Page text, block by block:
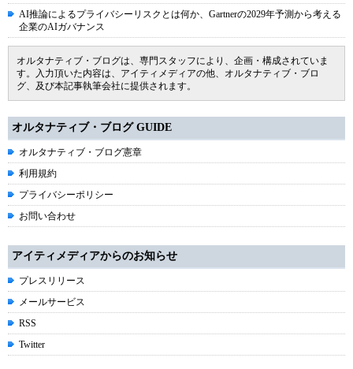
AI推論によるプライバシーリスクとは何か、Gartnerの2029年予測から考える
企業のAIガバナンス
オルタナティブ・ブログは、専門スタッフにより、企画・構成されていま
す。入力頂いた内容は、アイティメディアの他、オルタナティブ・ブロ
グ、及び本記事執筆会社に提供されます。
オルタナティブ・ブログ GUIDE
オルタナティブ・ブログ憲章
利用規約
プライバシーポリシー
お問い合わせ
アイティメディアからのお知らせ
プレスリリース
メールサービス
RSS
Twitter